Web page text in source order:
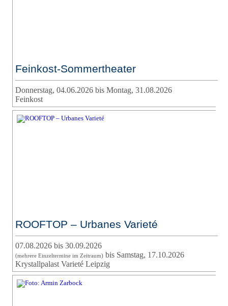
Feinkost-Sommertheater
Donnerstag, 04.06.2026 bis Montag, 31.08.2026
Feinkost
ROOFTOP – Urbanes Varieté
07.08.2026 bis 30.09.2026
(mehrere Einzeltermine im Zeitraum)bis Samstag, 17.10.2026
Krystallpalast Varieté Leipzig